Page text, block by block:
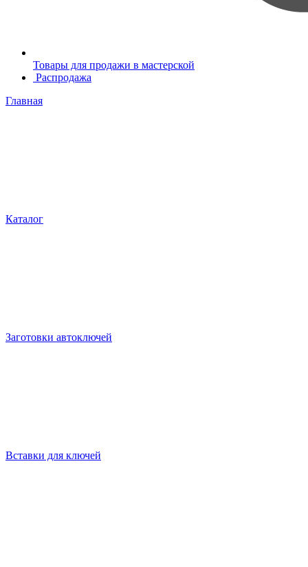
Товары для продажи в мастерской
Распродажа
Главная
Каталог
Заготовки автоключей
Вставки для ключей